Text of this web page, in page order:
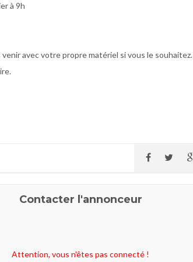
à 9h
avec votre propre matériel si vous le souhaitez.
Contacter l'annonceur
Attention, vous n'êtes pas connecté !